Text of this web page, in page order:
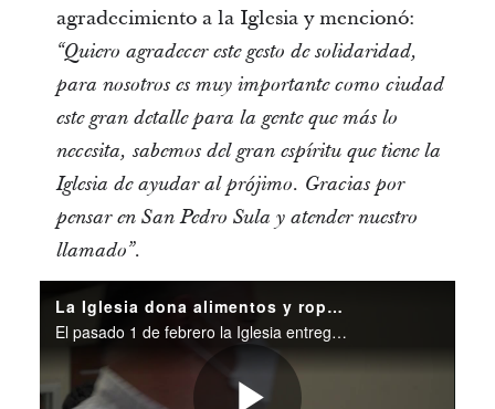
agradecimiento a la Iglesia y mencionó:
“Quiero agradecer este gesto de solidaridad,
para nosotros es muy importante como ciudad
este gran detalle para la gente que más lo
necesita, sabemos del gran espíritu que tiene la
Iglesia de ayudar al prójimo. Gracias por
pensar en San Pedro Sula y atender nuestro
llamado”.
La Iglesia dona alimentos y ropa a San Pedro Sula, Honduras
El pasado 1 de febrero la Iglesia entregó una donación de alimentos y ropa para damnificados por los huracanes Eta e Iota. La donación fue entregada a la Municipalidad de San Pedro Sula, Honduras.